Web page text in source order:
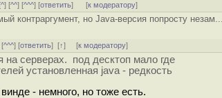
^] [^^] [^^^] [ответить] [к модератору]
контраргумент, но Java-версия попросту незам...
[^^^] [ответить][↑] [к модератору]
на серверах. под десктоп мало где
установленная java - редкость
- немного, но тоже есть.